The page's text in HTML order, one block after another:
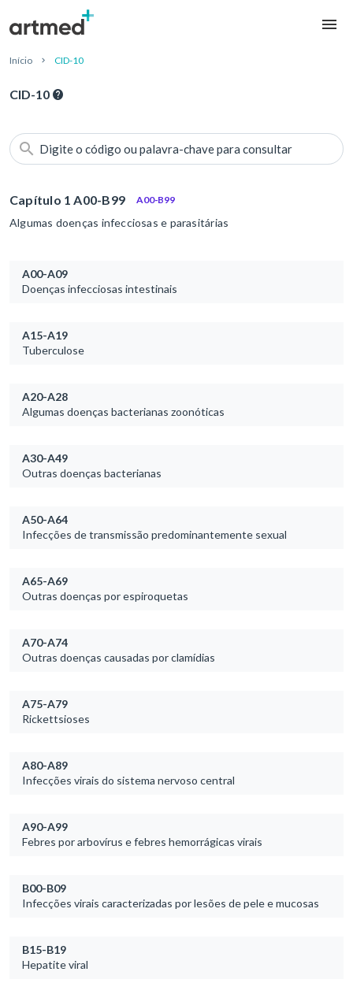
Início CID-10
CID-10
Digite o código ou palavra-chave para consultar
Capítulo 1 A00-B99 A00-B99
Algumas doenças infecciosas e parasitárias
A00-A09
Doenças infecciosas intestinais
A15-A19
Tuberculose
A20-A28
Algumas doenças bacterianas zoonóticas
A30-A49
Outras doenças bacterianas
A50-A64
Infecções de transmissão predominantemente sexual
A65-A69
Outras doenças por espiroquetas
A70-A74
Outras doenças causadas por clamídias
A75-A79
Rickettsioses
A80-A89
Infecções virais do sistema nervoso central
A90-A99
Febres por arbovírus e febres hemorrágicas virais
B00-B09
Infecções virais caracterizadas por lesões de pele e mucosas
B15-B19
Hepatite viral